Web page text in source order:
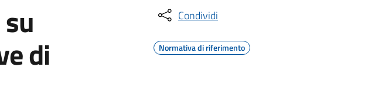
di
Condividi
Normativa di riferimento